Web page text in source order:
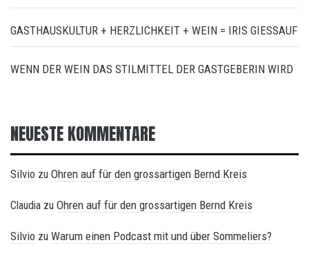
GASTHAUSKULTUR + HERZLICHKEIT + WEIN = IRIS GIESSAUF
WENN DER WEIN DAS STILMITTEL DER GASTGEBERIN WIRD
NEUESTE KOMMENTARE
Silvio zu Ohren auf für den grossartigen Bernd Kreis
Claudia zu Ohren auf für den grossartigen Bernd Kreis
Silvio zu Warum einen Podcast mit und über Sommeliers?